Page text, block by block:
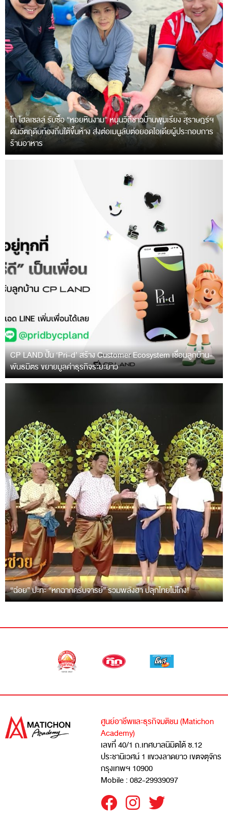
โก โฮลเซลล์ รับซื้อ “หอยหินงาม” หนุนวิถีชาวบ้านพุมเรียง สุราษฎร์ฯ
ดันวัตถุดิบท้องถิ่นใต้ขึ้นห้าง ส่งต่อเมนูลับต่อยอดไอเดียผู้ประกอบการ
ร้านอาหาร
CP LAND ปั้น ‘Pri-d’ สร้าง Customer Ecosystem เชื่อมลูกบ้าน-
พันธมิตร ขยายมูลค่าธุรกิจระยะยาว
“ฉ่อย” ปะทะ “หกฉากครับจารย์” รวมพลังฮา ปลุกไทยไม่โกง!
ศูนย์อาชีพและธุรกิจมติชน (Matichon
Academy)
เลขที่ 40/1 ถ.เทศบาลนิมิตใต้ ซ.12
ประชานิเวศน์ 1 แขวงลาดยาว เขตจตุจักร
กรุงเทพฯ 10900
Mobile : 082-29939097